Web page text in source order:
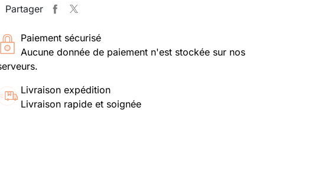
Partager
Paiement sécurisé
Aucune donnée de paiement n'est stockée sur nos
Livraison expédition
Livraison rapide et soignée